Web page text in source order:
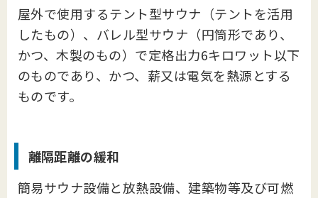
屋外で使用するテント型サウナ（テントを活用
したもの）、バレル型サウナ（円筒形であり、
かつ、木製のもの）で定格出力6キロワット以下
のものであり、かつ、薪又は電気を熱源とする
ものです。
離隔距離の緩和
簡易サウナ設備と放熱設備、建築物等及び可燃